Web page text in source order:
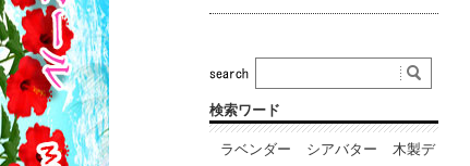
検索ワード
ラベンダー シアバター
木製デ